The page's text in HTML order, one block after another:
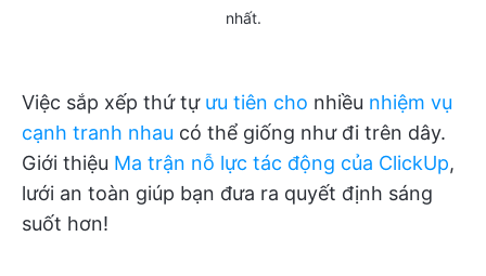
nhất.
Việc sắp xếp thứ tự ưu tiên cho nhiều nhiệm vụ
cạnh tranh nhau có thể giống như đi trên dây.
Giới thiệu Ma trận nỗ lực tác động của ClickUp,
lưới an toàn giúp bạn đưa ra quyết định sáng
suốt hơn!